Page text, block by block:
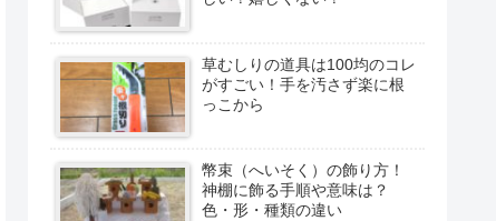
草むしりの道具は100均のコレ
がすごい！手を汚さず楽に根
っこから
幣束（へいそく）の飾り方！
神棚に飾る手順や意味は？
色・形・種類の違い